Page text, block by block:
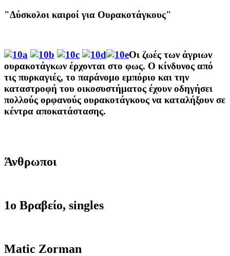
"Δύσκολοι καιροί για Ουρακοτάγκους"
Οι ζωές των άγριων
ουρακοτάγκων έρχονται στο φως. Ο κίνδυνος από
τις πυρκαγιές, το παράνομο εμπόριο και την
καταστροφή του οικοσυστήματος έχουν οδηγήσει
πολλούς ορφανούς ουρακοτάγκους να καταλήξουν σε
κέντρα αποκατάστασης.
Άνθρωποι
1ο Βραβείο, singles
Matic Zorman